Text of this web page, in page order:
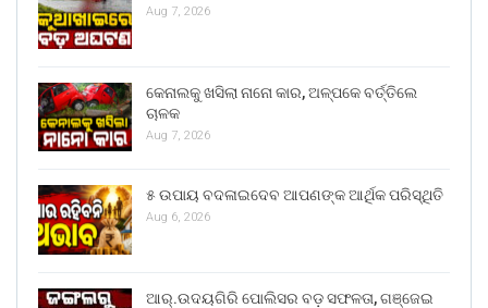
Aug 7, 2026
କେନାଲକୁ ଖସିଲା ନାନୋ କାର, ଅଳ୍ପକେ ବର୍ତ୍ତିଲେ
ଚାଳକ
Aug 7, 2026
୫ ଉପାୟ ବଦଳାଇଦେବ ଆପଣଙ୍କ ଆର୍ଥିକ ପରିସ୍ଥିତି
Aug 6, 2026
ଆର୍.ଉଦୟଗିରି ପୋଲିସର ବଡ଼ ସଫଳତା, ଗଞ୍ଜେଇ